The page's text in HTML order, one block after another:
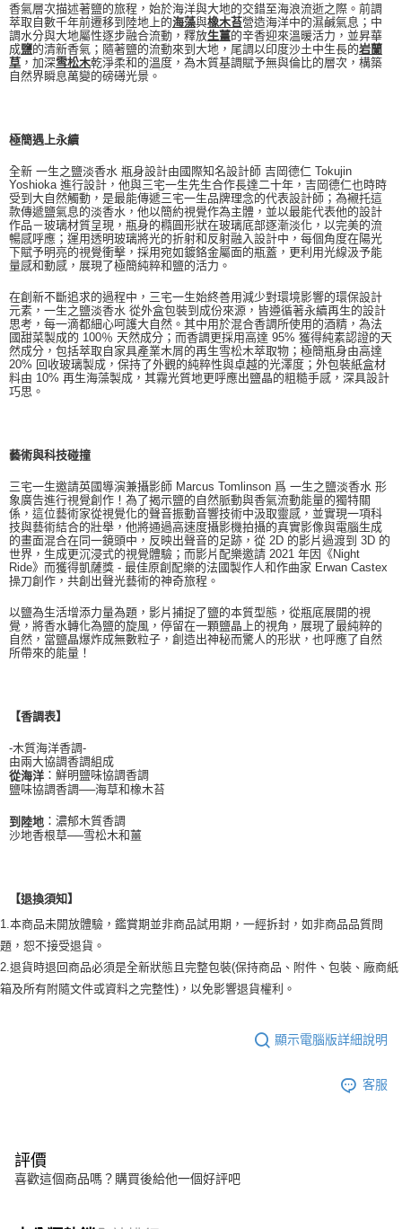
香氣層次描述著鹽的旅程，始於海洋與大地的交錯至海浪流逝之際。前調
萃取自數千年前遷移到陸地上的海藻與橡木苔營造海洋中的濕鹹氣息；中
調水分與大地屬性逐步融合流動，釋放生薑的辛香迎來溫暖活力，並昇華
成鹽的清新香氣；隨著鹽的流動來到大地，尾調以印度沙土中生長的岩蘭
草 ，加深雪松木乾淨柔和的溫度，為木質基調賦予無與倫比的層次，構築
自然界瞬息萬變的磅礡光景。
極簡遇上永續
全新 一生之鹽淡香水 瓶身設計由國際知名設計師 吉岡德仁 Tokujin
Yoshioka 進行設計，他與三宅一生先生合作長達二十年，吉岡德仁也時時
受到大自然觸動，是最能傳遞三宅一生品牌理念的代表設計師；為襯托這
款傳遞鹽氣息的淡香水，他以簡約視覺作為主體，並以最能代表他的設計
作品－玻璃材質呈現，瓶身的橢圓形狀在玻璃底部逐漸淡化，以完美的流
暢感呼應；運用透明玻璃將光的折射和反射融入設計中，每個角度在陽光
下賦予明亮的視覺衝擊，採用宛如鍍鉻金屬面的瓶蓋，更利用光線汲予能
量感和動感，展現了極簡純粹和鹽的活力。
在創新不斷追求的過程中，三宅一生始終善用減少對環境影響的環保設計
元素，一生之鹽淡香水 從外盒包裝到成份來源，皆遵循著永續再生的設計
思考，每一滴都細心呵護大自然。其中用於混合香調所使用的酒精，為法
國甜菜製成的 100％ 天然成分；而香調更採用高達 95% 獲得純素認證的天
然成分，包括萃取自家具產業木屑的再生雪松木萃取物；極簡瓶身由高達
20% 回收玻璃製成，保持了外觀的純粹性與卓越的光澤度；外包裝紙盒材
料由 10% 再生海藻製成，其霧光質地更呼應出鹽晶的粗糙手感，深具設計
巧思。
藝術與科技碰撞
三宅一生邀請英國導演兼攝影師 Marcus Tomlinson 爲 一生之鹽淡香水 形
象廣告進行視覺創作！為了揭示鹽的自然脈動與香氣流動能量的獨特關
係，這位藝術家從視覺化的聲音振動音響技術中汲取靈感，並實現一項科
技與藝術結合的壯舉，他將通過高速度攝影機拍攝的真實影像與電腦生成
的畫面混合在同一鏡頭中，反映出聲音的足跡，從 2D 的影片過渡到 3D 的
世界，生成更沉浸式的視覺體驗；而影片配樂邀請 2021 年因《Night
Ride》而獲得凱薩獎 - 最佳原創配樂的法國製作人和作曲家 Erwan Castex
操刀創作，共創出聲光藝術的神奇旅程。
以鹽為生活增添力量為題，影片捕捉了鹽的本質型態，從瓶底展開的視
覺，將香水轉化為鹽的旋風，停留在一顆鹽晶上的視角，展現了最純粹的
自然，當鹽晶爆炸成無數粒子，創造出神秘而驚人的形狀，也呼應了自然
所帶來的能量！
【香調表】
-木質海洋香調-
由兩大協調香調組成
從海洋 ：鮮明鹽味協調香調
鹽味協調香調──海草和橡木苔
到陸地 ：濃郁木質香調
沙地香根草──雪松木和薑
【退換須知】
1.本商品未開放體驗，鑑賞期並非商品試用期，一經拆封，如非商品品質問
題，恕不接受退貨。
2.退貨時退回商品必須是全新狀態且完整包裝(保持商品、附件、包裝、廠商紙
箱及所有附隨文件或資料之完整性)，以免影響退貨權利。
顯示電腦版詳細說明
客服
評價
喜歡這個商品嗎？購買後給他一個好評吧